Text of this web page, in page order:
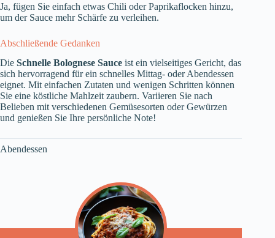
Ja, fügen Sie einfach etwas Chili oder Paprikaflocken hinzu,
um der Sauce mehr Schärfe zu verleihen.
Abschließende Gedanken
Die Schnelle Bolognese Sauce ist ein vielseitiges Gericht, das
sich hervorragend für ein schnelles Mittag- oder Abendessen
eignet. Mit einfachen Zutaten und wenigen Schritten können
Sie eine köstliche Mahlzeit zaubern. Variieren Sie nach
Belieben mit verschiedenen Gemüsesorten oder Gewürzen
und genießen Sie Ihre persönliche Note!
Abendessen